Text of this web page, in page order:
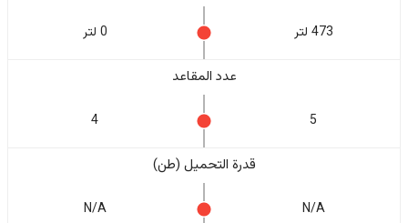
473 لتر 0 لتر
عدد المقاعد
5
4
قدرة التحميل (طن)
N/A
N/A